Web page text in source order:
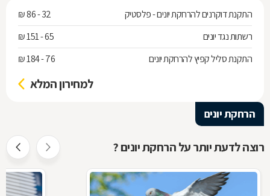
התקנת דוקרנים להרחקת יונים - פלסטיק
32 - 86 ₪
רשתות נגד יונים
65 - 151 ₪
התקנת סליל קפיץ להרחקת יונים
76 - 184 ₪
למחירון המלא
הרחקת יונים
רוצה לדעת יותר על הרחקת יונים ?